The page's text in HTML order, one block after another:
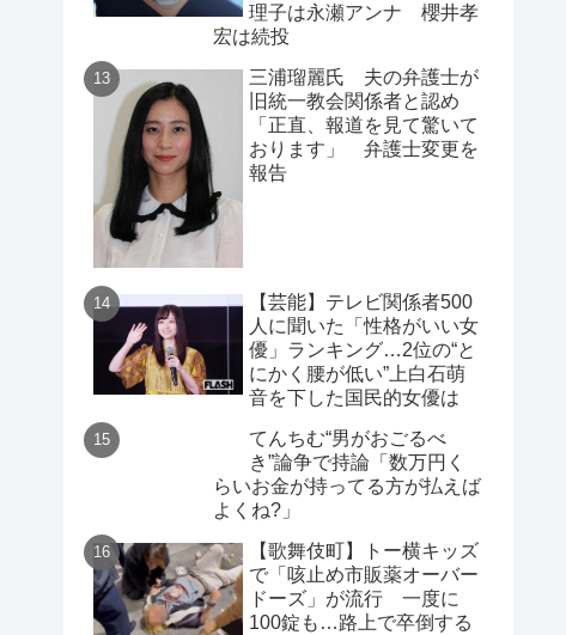
理子は永瀬アンナ 櫻井孝
宏は続投
三浦瑠麗氏 夫の弁護士が
旧統一教会関係者と認め
「正直、報道を見て驚いて
おります」 弁護士変更を
報告
【芸能】テレビ関係者500
人に聞いた「性格がいい女
優」ランキング…2位の“と
にかく腰が低い”上白石萌
音を下した国民的女優は
てんちむ“男がおごるべ
き”論争で持論「数万円く
らいお金が持ってる方が払えば
よくね?」
【歌舞伎町】トー横キッズ
で「咳止め市販薬オーバー
ドーズ」が流行 一度に
100錠も…路上で卒倒する